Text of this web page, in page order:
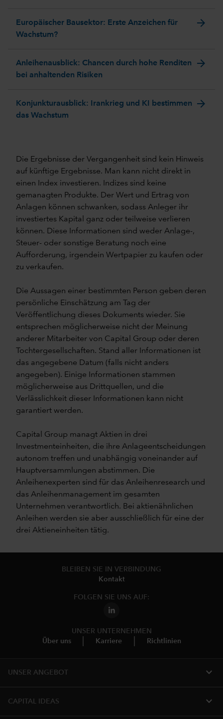
Europäischer Bausektor: Erste Anzeichen für
Wachstum?
arrow_forward
Anleihenausblick: Chancen durch hohe Renditen
bei anhaltenden Risiken
arrow_forward
Konjunkturausblick: Irankrieg und KI bestimmen
das Wachstum
arrow_forward
Die Ergebnisse der Vergangenheit sind kein Hinweis
auf künftige Ergebnisse. Man kann nicht direkt in
einen Index investieren. Indizes sind keine
gemanagten Produkte. Der Wert und Ertrag von
Anlagen können schwanken, sodass Anleger ihr
investiertes Kapital ganz oder teilweise verlieren
können. Diese Informationen sind weder Anlage-,
Steuer- oder sonstige Beratung noch eine
Aufforderung, irgendein Wertpapier zu kaufen oder
zu verkaufen.
Die Aussagen einer bestimmten Person geben deren
persönliche Einschätzung am Tag der
Veröffentlichung dieses Dokuments wieder. Sie
entsprechen möglicherweise nicht der Meinung
anderer Mitarbeiter von Capital Group oder deren
Tochtergesellschaften. Stand aller Informationen ist
das angegebene Datum (falls nicht anders
angegeben). Einige Informationen stammen
möglicherweise aus Drittquellen, und die
Verlässlichkeit dieser Informationen kann nicht
garantiert werden.
Capital Group managt Aktien in drei
Investmenteinheiten, die ihre Anlageentscheidungen
autonom treffen und unabhängig voneinander auf
Hauptversammlungen abstimmen. Die
Anleihenexperten sind für das Anleihenresearch und
das Anleihenmanagement im gesamten
Unternehmen verantwortlich. Bei aktienähnlichen
Anleihen werden sie aber ausschließlich für eine der
drei Aktieneinheiten tätig.
BLEIBEN SIE IN VERBINDUNG
Kontakt
FOLGEN SIE UNS AUF:
UNSER UNTERNEHMEN
Über uns
Karriere Richtlinien
UNSER ANGEBOT expand_more
CAPITAL IDEAS expand_more